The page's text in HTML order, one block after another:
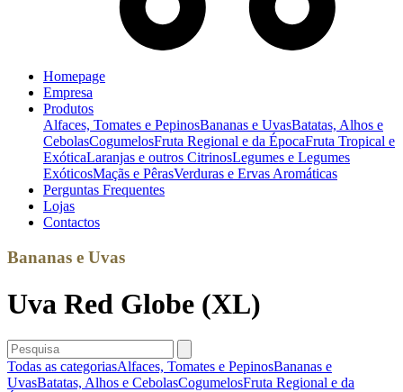
Homepage
Empresa
Produtos
Alfaces, Tomates e PepinosBananas e UvasBatatas, Alhos e
CebolasCogumelosFruta Regional e da ÉpocaFruta Tropical e
ExóticaLaranjas e outros CitrinosLegumes e Legumes
ExóticosMaçãs e PêrasVerduras e Ervas Aromáticas
Perguntas Frequentes
Lojas
Contactos
Bananas e Uvas
Uva Red Globe (XL)
Todas as categoriasAlfaces, Tomates e PepinosBananas e
UvasBatatas, Alhos e CebolasCogumelosFruta Regional e da